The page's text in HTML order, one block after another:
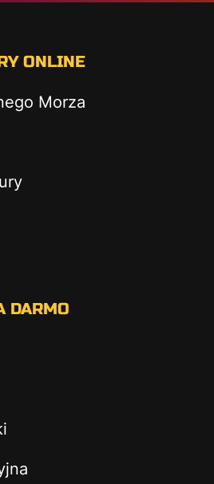
ONLINE
Morza
DARMO